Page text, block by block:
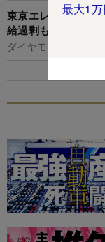
最大1
東京エレクトロン
給過剰も大不況も
ダイヤモンド編集部,